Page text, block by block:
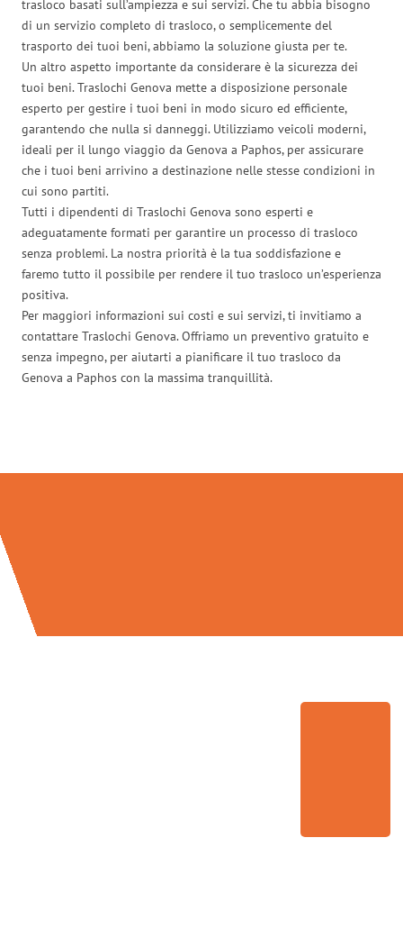
trasloco basati sull’ampiezza e sui servizi. Che tu abbia bisogno
di un servizio completo di trasloco, o semplicemente del
trasporto dei tuoi beni, abbiamo la soluzione giusta per te.
Un altro aspetto importante da considerare è la sicurezza dei
tuoi beni. Traslochi Genova mette a disposizione personale
esperto per gestire i tuoi beni in modo sicuro ed efficiente,
garantendo che nulla si danneggi. Utilizziamo veicoli moderni,
ideali per il lungo viaggio da Genova a Paphos, per assicurare
che i tuoi beni arrivino a destinazione nelle stesse condizioni in
cui sono partiti.
Tutti i dipendenti di Traslochi Genova sono esperti e
adeguatamente formati per garantire un processo di trasloco
senza problemi. La nostra priorità è la tua soddisfazione e
faremo tutto il possibile per rendere il tuo trasloco un’esperienza
positiva.
Per maggiori informazioni sui costi e sui servizi, ti invitiamo a
contattare Traslochi Genova. Offriamo un preventivo gratuito e
senza impegno, per aiutarti a pianificare il tuo trasloco da
Genova a Paphos con la massima tranquillità.